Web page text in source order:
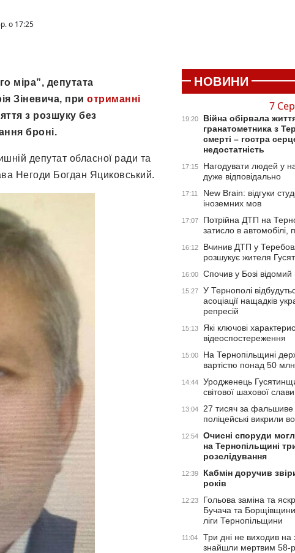
о 17:25
міра”, депутата
Зіневича, при отриманні
з розшуку без
броні.
депутат обласної ради та
Негоди Богдан Яциковський.
НОВИНИ
7
19:20
Війна обірвала
гранатометника з
смерті – гостра
недостатність
17:15
Нагодувати людей у
дуже відповідально
17:11
New Brain: відгуки
іноземних мов
17:07
Потрійна ДТП на
затисло в
16:12
Вчинив ДТП у
розшукує жителя
16:00 Спочив у Бозі відомий
15:27
У Тернополі
асоціації нащадків
репресій
15:13
Які ключові
відеоспостереження
15:00
На Тернопільщині
вартістю понад 50
14:44
Уродженець
світової шахової слави
13:04
27 тисяч за фальшиве
поліцейські викрили
12:54
Очисні споруди
на Тернопільщині
розслідування
12:39
Кабмін доручив
років
12:23
Гольова заміна та
Бучача та
ліги Тернопільщини
11:04
Три дні не виходив на
знайшли мертвим 58-